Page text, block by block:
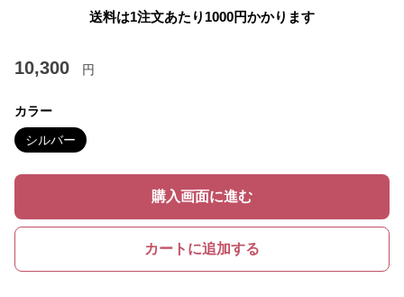
送料は1注文あたり 1000円かかります
10,300 円
カラー
シルバー
購入画面に進む
カートに追加する